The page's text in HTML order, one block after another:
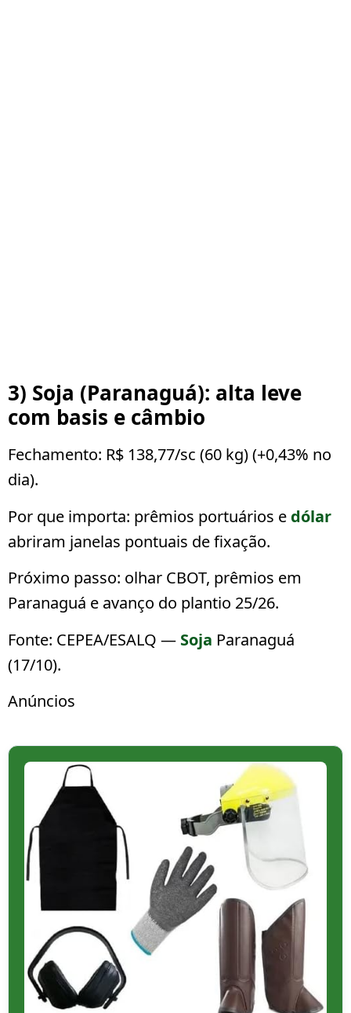
3) Soja (Paranaguá): alta leve
com basis e câmbio
Fechamento: R$ 138,77/sc (60 kg)(+0,43% no
dia).
Por que importa: prêmios portuários e dólar
abriram janelas pontuais de fixação.
Próximo passo: olhar CBOT, prêmios em
Paranaguá e avanço do plantio 25/26.
Fonte: CEPEA/ESALQ — Soja Paranaguá
(17/10).
Anúncios